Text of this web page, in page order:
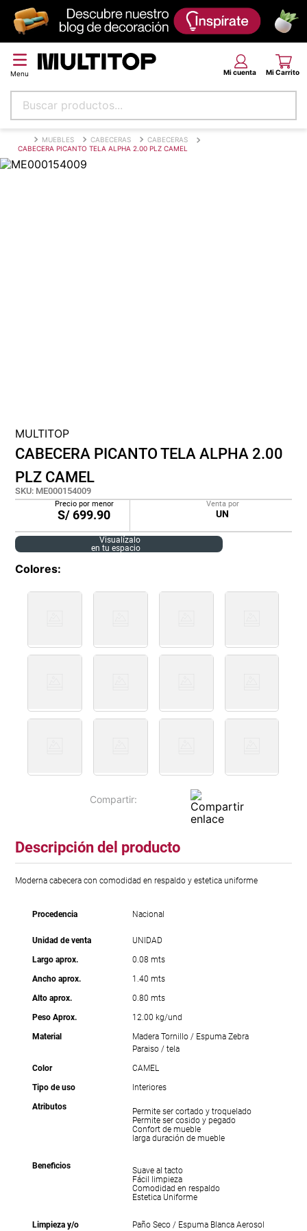
Buscar productos...
MUEBLES CABECERAS
CABECERAS
CABECERA PICANTO TELA ALPHA 2.00 PLZ CAMEL
MULTITOP
CABECERA PICANTO TELA ALPHA 2.00
PLZ CAMEL
SKU: ME000154009
Precio por menor
S/699.90
Venta por
UN
Visualízalo
en tu espacio
Colores
Descripción del producto
Moderna cabecera con comodidad en respaldo y estetica uniforme
Procedencia Nacional
Unidad de venta
UNIDAD
Largo aprox.
0.08 mts
Ancho aprox.
1.40 mts
Alto aprox.
0.80 mts
Peso Aprox.
12.00 kg/und
Material
Madera Tornillo / Espuma Zebra
Paraiso / tela
Color
CAMEL
Tipo de uso
Interiores
Atributos
Permite ser cortado y troquelado
Permite ser cosido y pegado
Confort de mueble
larga duración de mueble
Beneficios
Suave al tacto
Fácil limpieza
Comodidad en respaldo
Estetica Uniforme
Limpieza y/o Paño Seco / Espuma Blanca Aerosol
Términos más buscados
papel tapiz